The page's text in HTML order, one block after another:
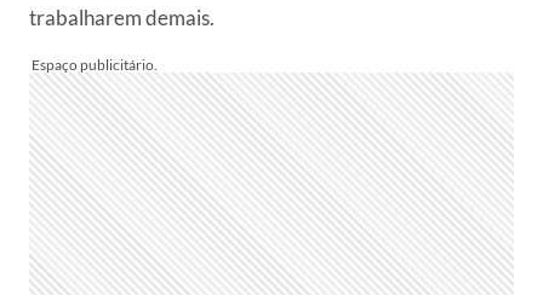
trabalharem demais.